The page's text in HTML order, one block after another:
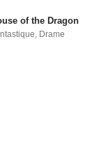
of the Dragon
, Drame